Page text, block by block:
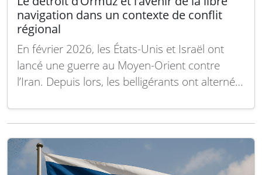
navigation dans un contexte de conflit
régional
En février 2026, les États-Unis et Israël ont
lancé une guerre au Moyen-Orient contre
l’Iran. Depuis lors, les belligérants ont alterné
et le blocage du détroit d’Ormuz. Les hostilités
récemment, les Houthis au Yémen ont
menacé la navigation…Lire la suite